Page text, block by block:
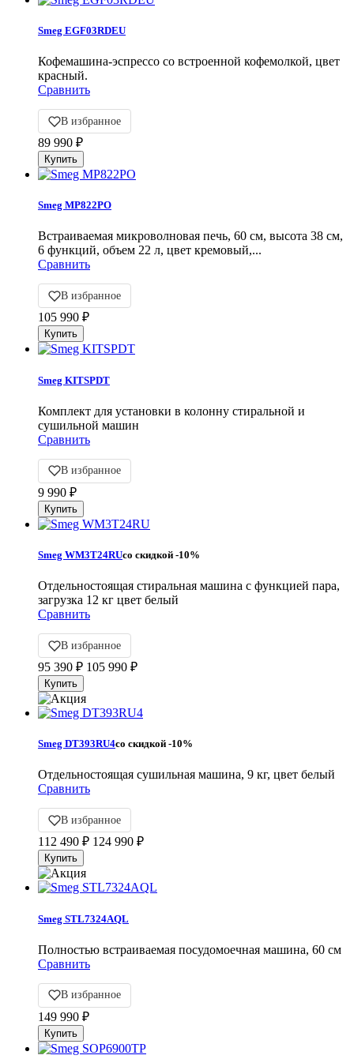
Smeg EGF03RDEU
Кофемашина-эспрессо со встроенной кофемолкой, цвет
красный.
Сравнить
В избранное
89 990 ₽
Smeg MP822PO
Встраиваемая микроволновая печь, 60 см, высота 38 см,
6 функций, объем 22 л, цвет кремовый,...
Сравнить
В избранное
105 990 ₽
Smeg KITSPDT
Комплект для установки в колонну стиральной и
сушильной машин
Сравнить
В избранное
9 990 ₽
Smeg WM3T24RUсо скидкой -10%
Отдельностоящая стиральная машина с функцией пара,
загрузка 12 кг цвет белый
Сравнить
В избранное
95 390 ₽ 105 990 ₽
Smeg DT393RU4со скидкой -10%
Отдельностоящая сушильная машина, 9 кг, цвет белый
Сравнить
В избранное
112 490 ₽ 124 990 ₽
Smeg STL7324AQL
Полностью встраиваемая посудомоечная машина, 60 см
Сравнить
В избранное
149 990 ₽